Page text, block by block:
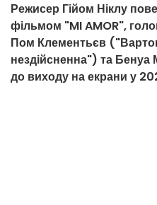
Режисер Гійом Ніклу
фільмом "MI AMOR",
Пом Клементьєв
нездійсненна") та
до виходу на екрани у